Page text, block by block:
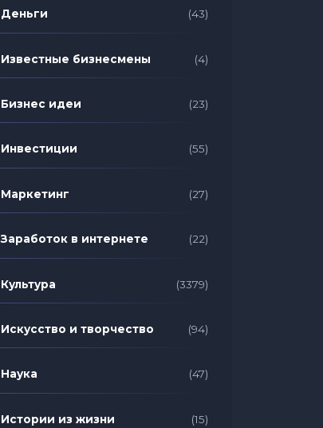
Деньги (43)
Известные бизнесмены (4)
Бизнес идеи (23)
Инвестиции (55)
Маркетинг (27)
Заработок в интернете (22)
Культура (3379)
Искусство и творчество (94)
Наука (47)
Истории из жизни (15)